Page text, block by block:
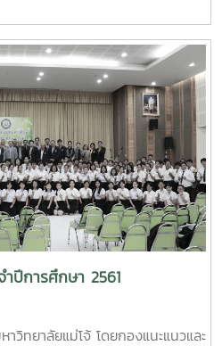
าภูมิพลอดุลยเดช รัชกาลที่ 9 และ
ดูงานพื้นที่โครงการในพระราชดำริ
ารศึกษาดูงานไปประยุกต์ใช้ใน
ยนำบุคลากร กองแนะแนวและศิษย์
บทุนการศึกษา เข้าศึกษาดูงาน ณ
ำริ จังหวัดเพชรบุรี,โครงการ
สมุทรสงคราม และศูนย์เรียนรู้
ารพระราชดำริ จังหวัดชัยนาท
ปีการศึกษา 2561
วิทยาลัยแม่โจ้ โดยกองแนะแนวและ